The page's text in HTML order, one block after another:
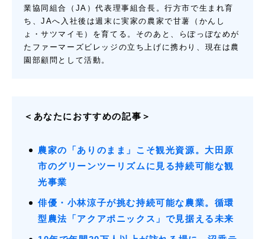
業協同組合（JA）代表理事組合長。行方市で生まれ育
ち、JAへ入社後は週末に実家の農家で甘薯（かんし
ょ・サツマイモ）を育てる。そのあと、らぽっぽなめが
たファーマーズビレッジの立ち上げに携わり、現在は農
園部顧問として活動。
＜あなたにおすすめの記事＞
農家の「ありのまま」こそ観光資源。大田原
市のグリーンツーリズムに見る持続可能な観
光事業
俳優・小林涼子が挑む持続可能な農業。循環
型農法「アクアポニックス」で見据える未来